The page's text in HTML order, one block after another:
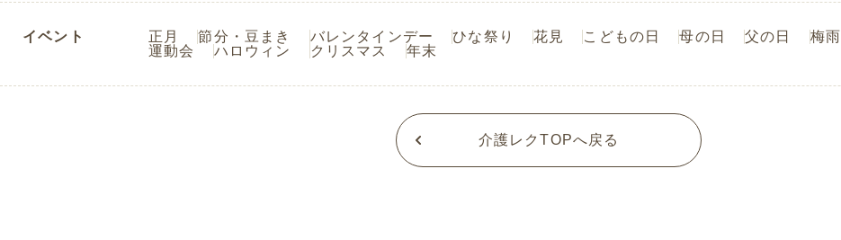
イベント 正月 節分・豆まき バレンタインデー ひな祭り 花見 こどもの日 母の日 父の日 梅雨
運動会
ハロウィン クリスマス 年末
介護レクTOPへ戻る